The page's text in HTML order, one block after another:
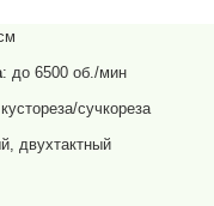
: до 6500 об./мин
сучкореза
двухтактный